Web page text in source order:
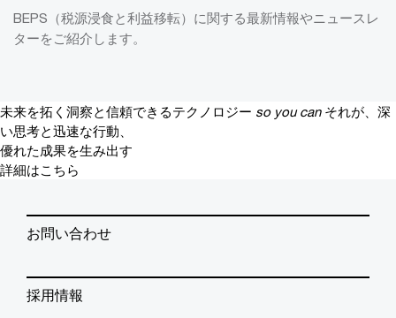
BEPS（税源浸食と利益移転）に関する最新情報やニュースレ
ターをご紹介します。
未来を拓く洞察と信頼できるテクノロジー so you can それが、深
い思考と迅速な行動、
優れた成果を生み出す
詳細はこちら
お問い合わせ
採用情報